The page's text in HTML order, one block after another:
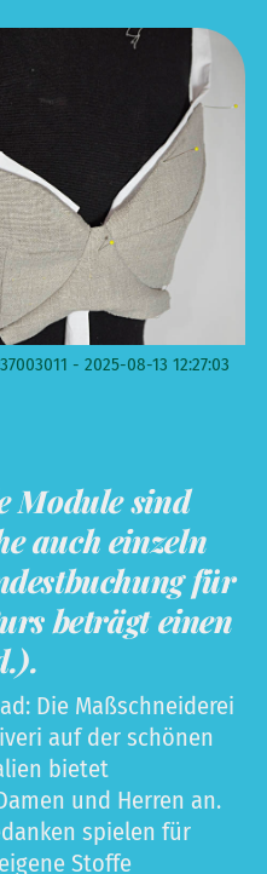
- 2025-08-13 12:27:03
Module sind
auch einzeln
für
beträgt einen
Die Maßschneiderei
auf der schönen
bietet
und Herren an.
spielen für
Stoffe